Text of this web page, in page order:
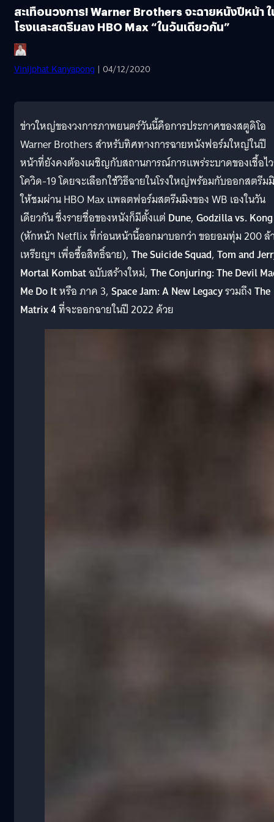
สะเทือนวงการ! Warner Brothers จะฉายหนังปีหน้า
โรงและสตรีมลง HBO Max “ในวันเดียวกัน”
Vinijphat Kanyapong | 04/12/2020
ข่าวใหญ่ของวงการภาพยนตร์วันนี้คือการประกาศของสตูดิโอ
Warner Brothers สำหรับทิศทางการฉายหนังฟอร์มใหญ่ในปี
หน้าที่ยังคงต้องเผชิญกับสถานการณ์การแพร่ระบาดของเชื้อไ
โควิด-19 โดยจะเลือกใช้วิธีฉายในโรงใหญ่พร้อมกับออกสตรีม
ให้ชมผ่าน HBO Max แพลตฟอร์มสตรีมมิงของ WB เองในวัน
เดียวกัน ซึ่งรายชื่อของหนังก็มีตั้งแต่ Dune, Godzilla vs. Kong
(หักหน้า Netflix ที่ก่อนหน้านี้ออกมาบอกว่า ขอยอมทุ่ม 200 ล้
เหรียญฯ เพื่อซื้อสิทธิ์ฉาย), The Suicide Squad, Tom and
Mortal Kombatฉบับสร้างใหม่, The Conjuring: The Devil
Me Do Itหรือ ภาค 3, Space Jam: A New LegacyรวมถึงThe
Matrix 4ที่จะออกฉายในปี 2022 ด้วย